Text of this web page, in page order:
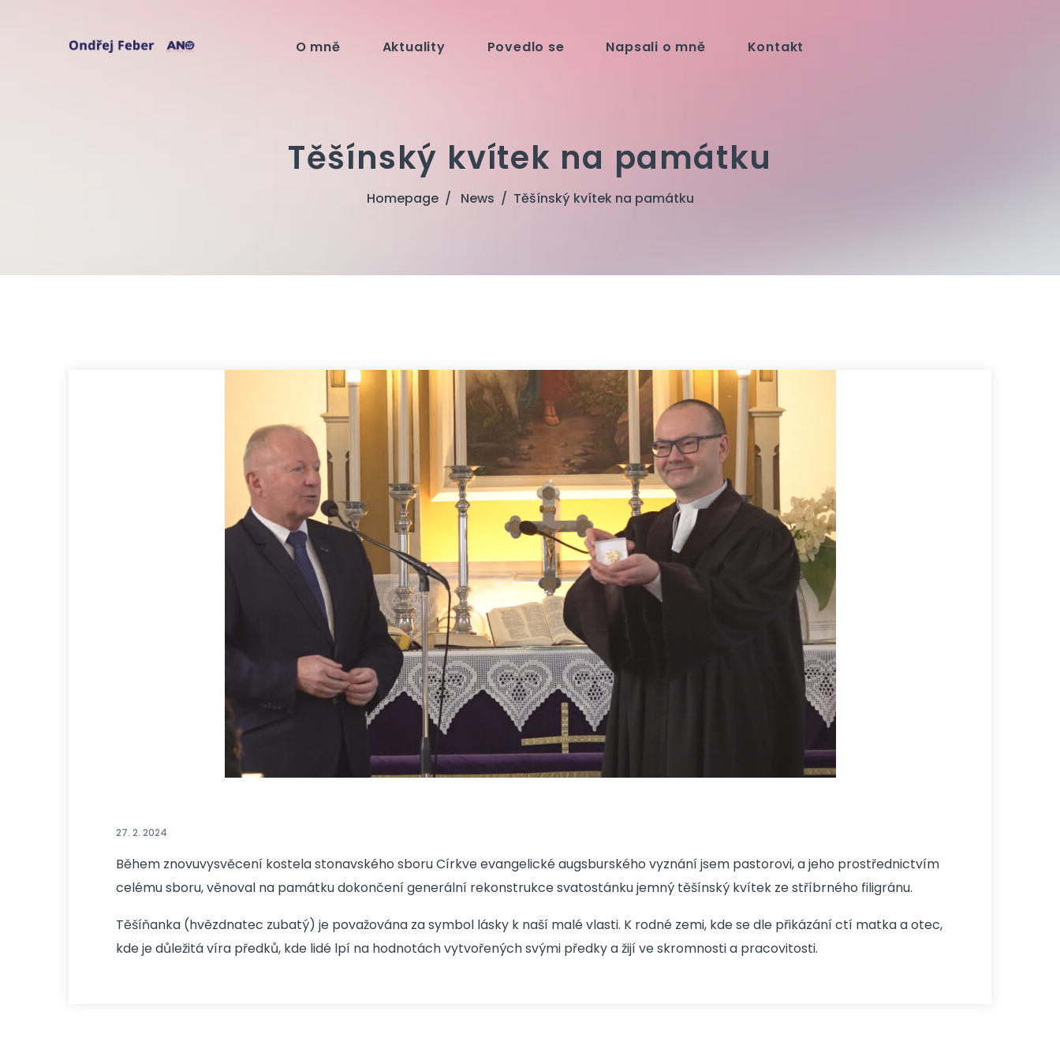
O mně Aktuality Povedlo se Napsali o mně Kontakt
Těšínský kvítek na památku
Homepage News Těšínský kvítek na památku
27. 2. 2024
Během znovuvysvěcení kostela stonavského sboru Církve evangelické augsburského vyznání jsem pastorovi, a jeho prostřednictvím
celému sboru, věnoval na památku dokončení generální rekonstrukce svatostánku jemný těšínský kvítek ze stříbrného filigránu.
Těšíňanka (hvězdnatec zubatý) je považována za symbol lásky k naší malé vlasti. K rodné zemi, kde se dle přikázání ctí matka a otec,
kde je důležitá víra předků, kde lidé lpí na hodnotách vytvořených svými předky a žijí ve skromnosti a pracovitosti.